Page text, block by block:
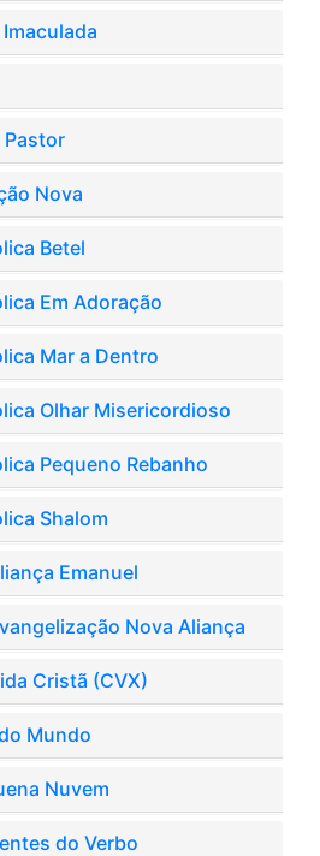
Pastor
Nova
Betel
Em Adoração
Mar a Dentro
Olhar Misericordioso
Pequeno Rebanho
Shalom
Emanuel
Nova Aliança
Cristã (CVX)
Mundo
Nuvem
do Verbo